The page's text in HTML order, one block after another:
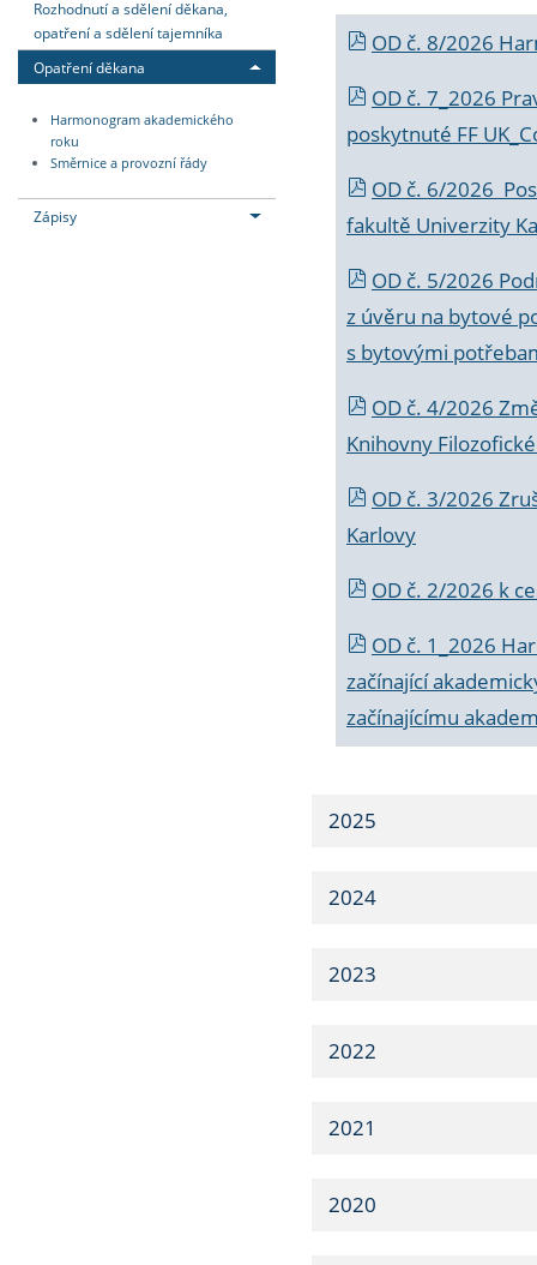
Rozhodnutí a sdělení děkana,
opatření a sdělení tajemníka
Opatření děkana
Harmonogram akademického
roku
Směrnice a provozní řády
Zápisy
OD č. 8/2026
OD č. 7_2026
poskytnuté FF
OD č. 6/2026
fakultě Univerzity
OD č. 5/2026
z úvěru na bytové
s bytovými
OD č. 4/2026
Knihovny
OD č. 3/2026
Karlovy
OD č. 2/2026 k
OD č. 1_2026
začínající
začínajícímu
2025
2024
2023
2022
2021
2020